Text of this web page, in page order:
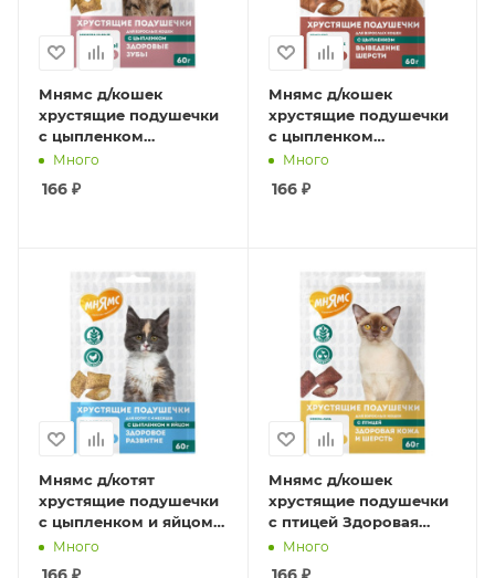
Мнямс д/кошек
хрустящие подушечки
с цыпленком
Здоровые зубы 60 гр
Много
166 ₽
Мнямс д/кошек
хрустящие подушечки
с цыпленком
Выведение шерсти 60
Много
166₽
Мнямс д/котят
хрустящие подушечки
с цыпленком и яйцом
Здоровый котенок 60
Много
Мнямс д/кошек
хрустящие подушечки
с птицей Здоровая
кожа и шерсть 60 гр
Много